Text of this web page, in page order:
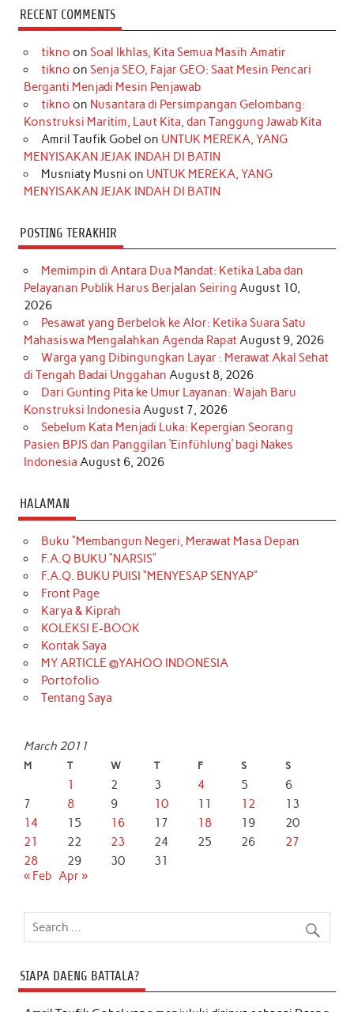
c
e
b
o
k
s
t
a
r
a
m
k
T
o
k
t
e
r
e
s
t
k
e
d
I
n
t
t
r
T
u
e
RECENT COMMENTS
tikno on Soal Ikhlas, Kita Semua Masih Amatir
tikno on Senja SEO, Fajar GEO: Saat Mesin Pencari
Berganti Menjadi Mesin Penjawab
tikno on Nusantara di Persimpangan Gelombang:
Konstruksi Maritim, Laut Kita, dan Tanggung Jawab Kita
Amril Taufik Gobel on UNTUK MEREKA, YANG
MENYISAKAN JEJAK INDAH DI BATIN
Musniaty Musni on UNTUK MEREKA, YANG
MENYISAKAN JEJAK INDAH DI BATIN
POSTING TERAKHIR
Memimpin di Antara Dua Mandat: Ketika Laba dan
Pelayanan Publik Harus Berjalan Seiring August 10,
2026
Pesawat yang Berbelok ke Alor: Ketika Suara Satu
Mahasiswa Mengalahkan Agenda RapatAugust 9, 2026
Warga yang Dibingungkan Layar : Merawat Akal Sehat
di Tengah Badai Unggahan August 8, 2026
Dari Gunting Pita ke Umur Layanan: Wajah Baru
Konstruksi Indonesia August 7, 2026
Sebelum Kata Menjadi Luka: Kepergian Seorang
Pasien BPJS dan Panggilan ‘Einfühlung’ bagi Nakes
Indonesia August 6, 2026
HALAMAN
Buku “Membangun Negeri, Merawat Masa Depan
F.A.Q BUKU “NARSIS”
F.A.Q. BUKU PUISI “MENYESAP SENYAP”
Front Page
Karya & Kiprah
KOLEKSI E-BOOK
Kontak Saya
MY ARTICLE @YAHOO INDONESIA
Portofolio
Tentang Saya
March 2011
M T W T F S S
1 2 3 4 5
6
7
8 9 10 11 12
13
14
15 16 17 18 19
20
21
22 23 24 25 26
27
28
29 30
31
« Feb Apr »
SIAPA DAENG BATTALA?